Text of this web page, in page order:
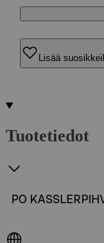
Lisää
Tuotetiedot
PO